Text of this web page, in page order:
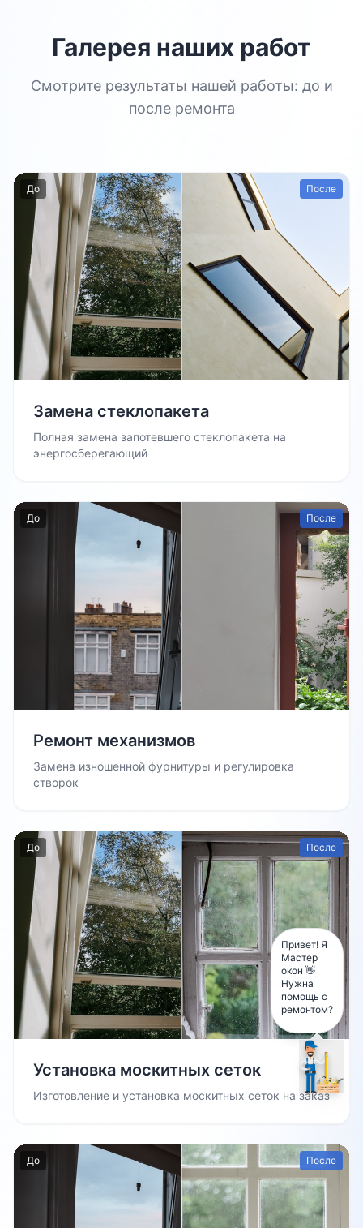
Галерея наших работ
Смотрите результаты нашей работы: до и
после ремонта
До После
Замена стеклопакета
Полная замена запотевшего стеклопакета на
энергосберегающий
До После
Ремонт механизмов
Замена изношенной фурнитуры и регулировка
створок
До После
Установка москитных сеток
Изготовление и установка москитных сеток на заказ
До После
Привет! Я
Мастер
окон 👋
Нужна
помощь с
ремонтом?